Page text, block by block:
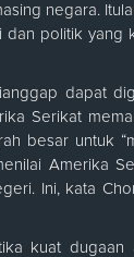
negara.
dan politik yang
dapat
Serikat
besar untuk
Amerika
Ini, kata
kuat